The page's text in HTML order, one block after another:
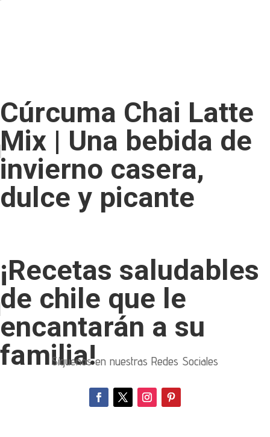
Cúrcuma Chai Latte
Mix | Una bebida de
invierno casera,
dulce y picante
¡Recetas saludables
de chile que le
encantarán a su
familia!Síguenos en nuestras Redes Sociales